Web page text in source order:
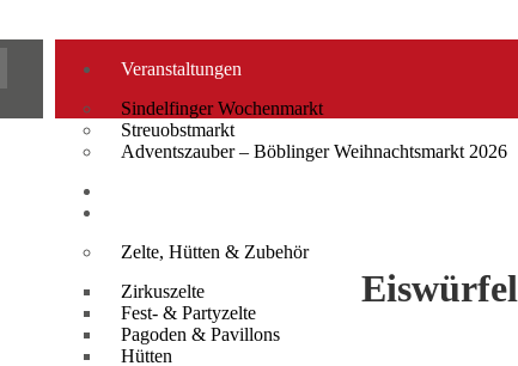
Veranstaltungen
Sindelfinger Wochenmarkt
Streuobstmarkt
Adventszauber – Böblinger Weihnachtsmarkt 2026
Zelte, Hütten & Zubehör
Zirkuszelte
Fest- & Partyzelte
Pagoden & Pavillons
Hütten
Eiswürfel